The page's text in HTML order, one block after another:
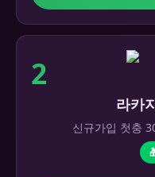
2
라카
신규가입 첫충